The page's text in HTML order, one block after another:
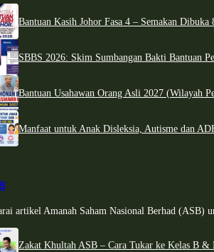
Bantuan Kasih Johor Fasa 4 – Semakan
SBBS 2026: Skim Sumbangan Bakti Bantuan
Bantuan Usahawan Orang Asli 2027 (Wilayah
Manfaat untuk Anak Disleksia, Autisme dan
artikel Amanah Saham Nasional Berhad (ASB)
Zakat Khultah ASB – Cara Tukar ke Kelas B &